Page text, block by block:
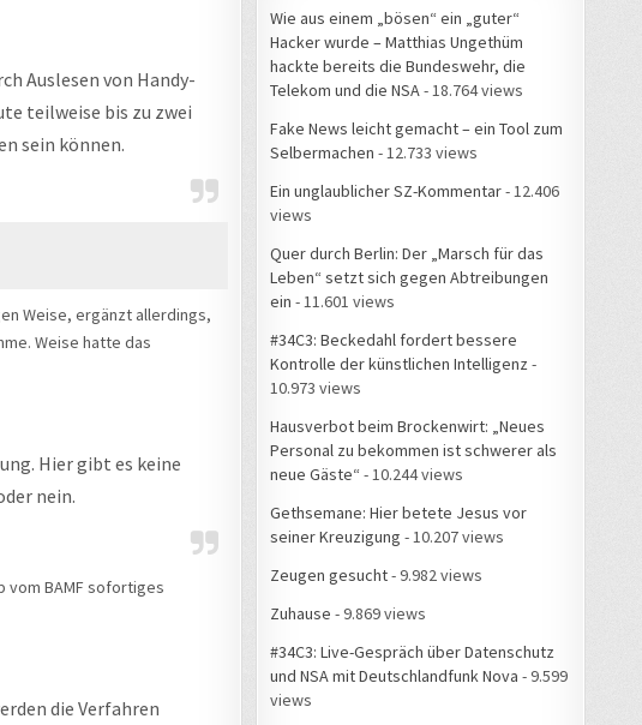
Auslesen von Handy-
teilweise bis zu zwei
sein können.
Weise, ergänzt allerdings,
Weise hatte das
Hier gibt es keine
nein.
vom BAMF sofortiges
die Verfahren
Wie aus einem „bösen“ ein „guter“
Hacker wurde – Matthias Ungethüm
hackte bereits die Bundeswehr, die
Telekom und die NSA - 18.764 views
Fake News leicht gemacht – ein Tool zum
Selbermachen - 12.733 views
Ein unglaublicher SZ-Kommentar- 12.406
views
Quer durch Berlin: Der „Marsch für das
Leben“ setzt sich gegen Abtreibungen
ein - 11.601 views
#34C3: Beckedahl fordert bessere
Kontrolle der künstlichen Intelligenz -
10.973 views
Hausverbot beim Brockenwirt: „Neues
Personal zu bekommen ist schwerer als
neue Gäste“ - 10.244 views
Gethsemane: Hier betete Jesus vor
seiner Kreuzigung - 10.207 views
Zeugen gesucht- 9.982 views
Zuhause - 9.869 views
#34C3: Live-Gespräch über Datenschutz
und NSA mit Deutschlandfunk Nova - 9.599
views